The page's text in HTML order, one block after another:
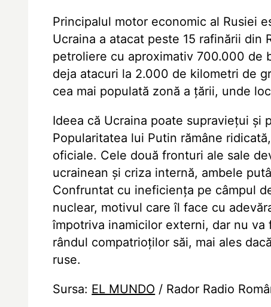
Principalul motor economic al Rusiei
Ucraina a atacat peste 15 rafinării din
petroliere cu aproximativ 700.000 de
deja atacuri la 2.000 de kilometri de
cea mai populată zonă a țării, unde
Ideea că Ucraina poate supraviețui și
Popularitatea lui Putin rămâne
oficiale. Cele două fronturi ale sale
ucrainean și criza internă, ambele
Confruntat cu ineficiența pe câmpul
nuclear, motivul care îl face cu
împotriva inamicilor externi, dar nu
rândul compatrioților săi, mai ales
ruse.
Sursa: EL MUNDO / Rador Radio